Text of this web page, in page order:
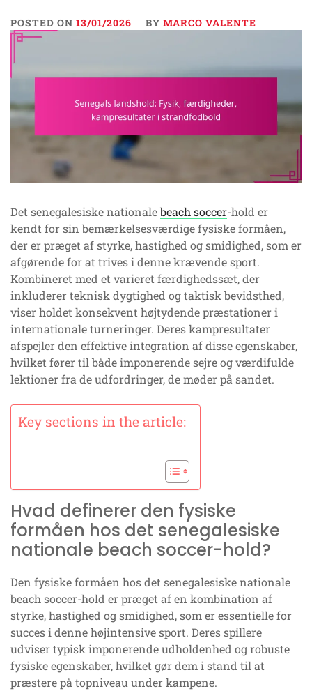
POSTED ON 13/01/2026 BY MARCO VALENTE
Det senegalesiske nationalebeach soccer-hold er
kendt for sin bemærkelsesværdige fysiske formåen,
der er præget af styrke, hastighed og smidighed, som er
afgørende for at trives i denne krævende sport.
Kombineret med et varieret færdighedssæt, der
inkluderer teknisk dygtighed og taktisk bevidsthed,
viser holdet konsekvent højtydende præstationer i
internationale turneringer. Deres kampresultater
afspejler den effektive integration af disse egenskaber,
hvilket fører til både imponerende sejre og værdifulde
lektioner fra de udfordringer, de møder på sandet.
Key sections in the article:
Hvad definerer den fysiske
formåen hos det senegalesiske
nationale beach soccer-hold?
Den fysiske formåen hos det senegalesiske nationale
beach soccer-hold er præget af en kombination af
styrke, hastighed og smidighed, som er essentielle for
succes i denne højintensive sport. Deres spillere
udviser typisk imponerende udholdenhed og robuste
fysiske egenskaber, hvilket gør dem i stand til at
præstere på topniveau under kampene.